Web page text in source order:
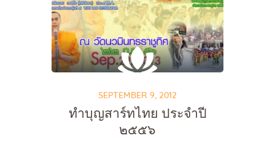
SEPTEMBER 9, 2012
ทำบุญสาร์ทไทย ประจำปี
๒๕๕๖